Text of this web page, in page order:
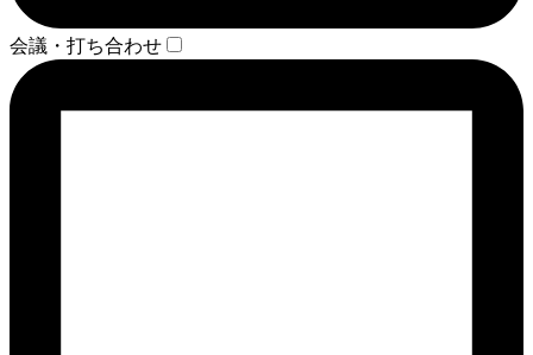
会議・打ち合わせ